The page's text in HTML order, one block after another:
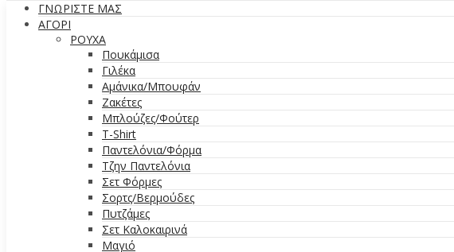
ΓΝΩΡΙΣΤΕ ΜΑΣ
ΑΓΟΡΙ
ΡΟΥΧΑ
Πουκάμισα
Γιλέκα
Αμάνικα/Μπουφάν
Ζακέτες
Μπλούζες/Φούτερ
T-Shirt
Παντελόνια/Φόρμα
Τζην Παντελόνια
Σετ Φόρμες
Σορτς/Βερμούδες
Πυτζάμες
Σετ Καλοκαιρινά
Μαγιό